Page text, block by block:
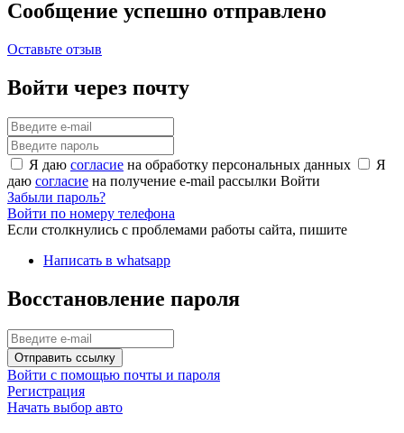
Сообщение успешно отправлено
Оставьте отзыв
Войти через почту
Я даю согласие на обработку персональных данных
Я
даю согласие на получение e-mail рассылки Войти
Забыли пароль?
Войти по номеру телефона
Если столкнулись с проблемами работы сайта, пишите
Написать в whatsapp
Восстановление пароля
Отправить ссылку
Войти с помощью почты и пароля
Регистрация
Начать выбор авто